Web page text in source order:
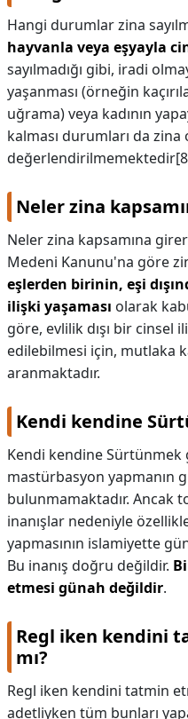
Hangi durumlar zina
hayvanla veya eşyayla
sayılmadığı gibi, iradi
yaşanması (örneğin
uğrama) veya kadının
kalması durumları da zina
Neler zina
Neler zina kapsamına
Medeni Kanunu'na göre
eşlerden birinin, eşi
ilişki yaşaması olarak
göre, evlilik dışı bir cinsel
edilebilmesi için, mutlaka
aranmaktadır.
Kendi kendine
Kendi kendine Sürtünmek
mastürbasyon yapmanın
bulunmamaktadır. Ancak
inanışlar nedeniyle
yapmasının islamiyette
Bu inanış doğru değildir.
etmesi günah değildir.
Regl iken kendini
mı?
Regl iken kendini tatmin
adetliyken tüm bunları